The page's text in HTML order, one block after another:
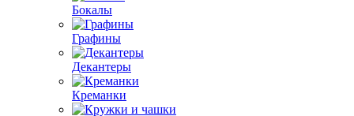
Бокалы
Графины
Декантеры
Креманки